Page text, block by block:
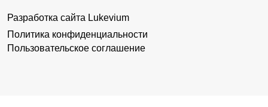
Разработка сайта Lukevium
Политика конфиденциальности
Пользовательское соглашение